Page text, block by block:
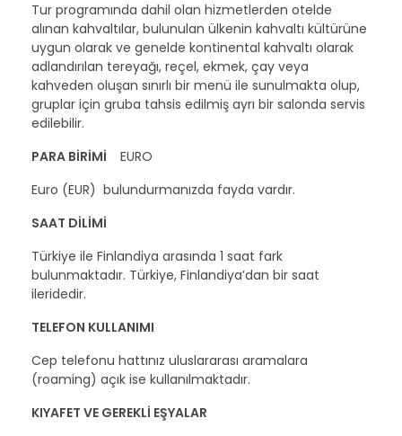
Tur programında dahil olan hizmetlerden otelde
alınan kahvaltılar, bulunulan ülkenin kahvaltı kültürüne
uygun olarak ve genelde kontinental kahvaltı olarak
adlandırılan tereyağı, reçel, ekmek, çay veya
kahveden oluşan sınırlı bir menü ile sunulmakta olup,
gruplar için gruba tahsis edilmiş ayrı bir salonda servis
edilebilir.
PARA BİRİMİ EURO
Euro (EUR) bulundurmanızda fayda vardır.
SAAT DİLİMİ
Türkiye ile Finlandiya arasında 1 saat fark
bulunmaktadır. Türkiye, Finlandiya’dan bir saat
ileridedir.
TELEFON KULLANIMI
Cep telefonu hattınız uluslararası aramalara
(roaming) açık ise kullanılmaktadır.
KIYAFET VE GEREKLİ EŞYALAR